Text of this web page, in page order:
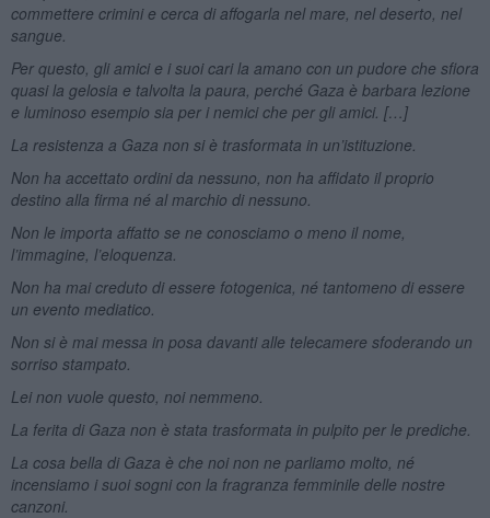
commettere crimini e cerca di affogarla nel mare, nel deserto, nel
sangue.
Per questo, gli amici e i suoi cari la amano con un pudore che sfiora
quasi la gelosia e talvolta la paura, perché Gaza è barbara lezione
e luminoso esempio sia per i nemici che per gli amici. […]
La resistenza a Gaza non si è trasformata in un’istituzione.
Non ha accettato ordini da nessuno, non ha affidato il proprio
destino alla firma né al marchio di nessuno.
Non le importa affatto se ne conosciamo o meno il nome,
l’immagine, l’eloquenza.
Non ha mai creduto di essere fotogenica, né tantomeno di essere
un evento mediatico.
Non si è mai messa in posa davanti alle telecamere sfoderando un
sorriso stampato.
Lei non vuole questo, noi nemmeno.
La ferita di Gaza non è stata trasformata in pulpito per le prediche.
La cosa bella di Gaza è che noi non ne parliamo molto, né
incensiamo i suoi sogni con la fragranza femminile delle nostre
canzoni.